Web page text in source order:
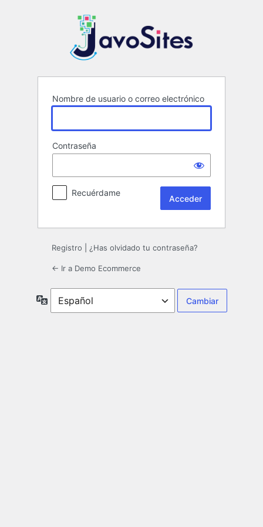
Nombre de usuario o correo electrónico
Contraseña
Recuérdame
Registro ¿Has olvidado tu contraseña?
← Ir a Demo Ecommerce
Idioma